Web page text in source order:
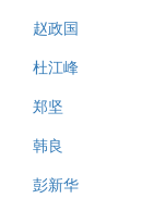
赵政国
杜江峰
郑坚
韩良
彭新华